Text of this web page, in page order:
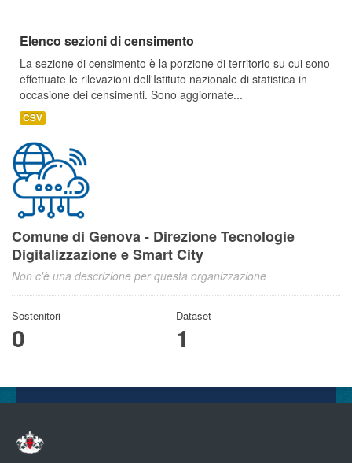
Elenco sezioni di censimento
La sezione di censimento è la porzione di territorio su cui sono
effettuate le rilevazioni dell'Istituto nazionale di statistica in
occasione dei censimenti. Sono aggiornate...
CSV
Comune di Genova - Direzione Tecnologie
Digitalizzazione e Smart City
Non c'è una descrizione per questa organizzazione
Sostenitori
0
Dataset
1